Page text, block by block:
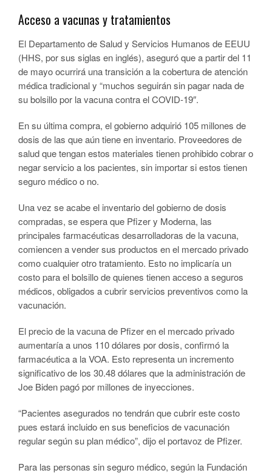
Acceso a vacunas y tratamientos
El Departamento de Salud y Servicios Humanos de EEUU
(HHS, por sus siglas en inglés), aseguró que a partir del 11
de mayo ocurrirá una transición a la cobertura de atención
médica tradicional y “muchos seguirán sin pagar nada de
su bolsillo por la vacuna contra el COVID-19″.
En su última compra, el gobierno adquirió 105 millones de
dosis de las que aún tiene en inventario. Proveedores de
salud que tengan estos materiales tienen prohibido cobrar o
negar servicio a los pacientes, sin importar si estos tienen
seguro médico o no.
Una vez se acabe el inventario del gobierno de dosis
compradas, se espera que Pfizer y Moderna, las
principales farmacéuticas desarrolladoras de la vacuna,
comiencen a vender sus productos en el mercado privado
como cualquier otro tratamiento. Esto no implicaría un
costo para el bolsillo de quienes tienen acceso a seguros
médicos, obligados a cubrir servicios preventivos como la
vacunación.
El precio de la vacuna de Pfizer en el mercado privado
aumentaría a unos 110 dólares por dosis, confirmó la
farmacéutica a la VOA. Esto representa un incremento
significativo de los 30.48 dólares que la administración de
Joe Biden pagó por millones de inyecciones.
“Pacientes asegurados no tendrán que cubrir este costo
pues estará incluido en sus beneficios de vacunación
regular según su plan médico”, dijo el portavoz de Pfizer.
Para las personas sin seguro médico, según la Fundación